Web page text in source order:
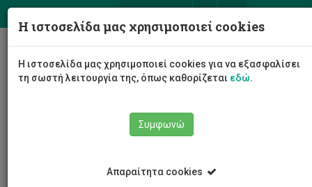
Η ιστοσελίδα μας χρησιμοποιεί cookies
Η ιστοσελίδα μας χρησιμοποιεί cookies για να εξασφαλίσει
τη σωστή λειτουργία της, όπως καθορίζεται εδώ.
Συμφωνώ
Απαραίτητα cookies